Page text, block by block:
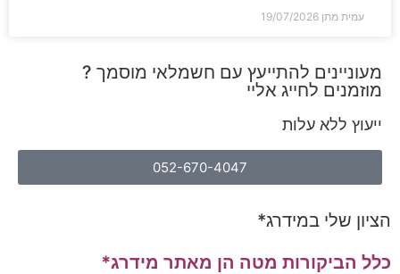
עמית מתן 19/07/2026
מעוניינים להתייעץ עם חשמלאי מוסמך ?
מוזמנים לחייג אליי
ייעוץ ללא עלות
052-670-4047
הציון שלי במידרג*
כלל הביקורות מטה הן מאתר מידרג*